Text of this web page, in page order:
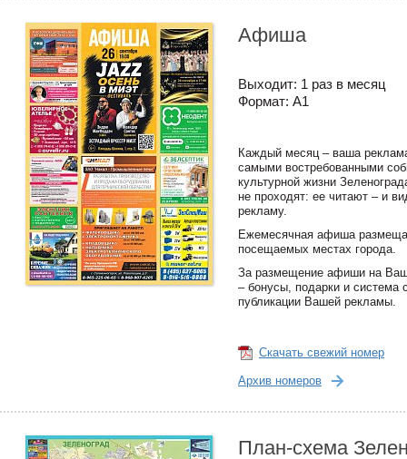
Афиша
Выходит: 1 раз в месяц
Формат: А1
Каждый месяц – ваша
самыми востребованными
культурной жизни
не проходят: ее читают – и
рекламу.
Ежемесячная афиша
посещаемых местах города.
За размещение афиши на
– бонусы, подарки и система
публикации Вашей рекламы.
Скачать свежий номер
Архив номеров
План-схема